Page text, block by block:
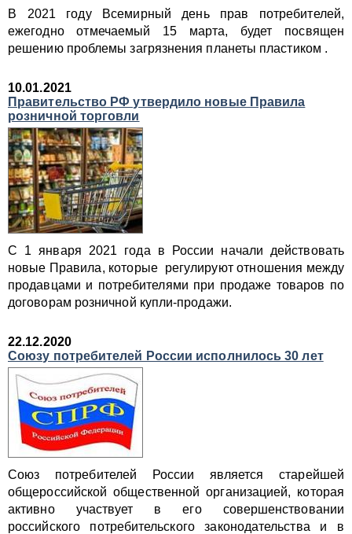
В 2021 году Всемирный день прав потребителей,
ежегодно отмечаемый 15 марта, будет посвящен
решению проблемы загрязнения планеты пластиком .
10.01.2021
Правительство РФ утвердило новые Правила
розничной торговли
С 1 января 2021 года в России начали действовать
новые Правила, которые регулируют отношения между
продавцами и потребителями при продаже товаров по
договорам розничной купли-продажи.
22.12.2020
Союзу потребителей России исполнилось 30 лет
Союз потребителей России является старейшей
общероссийской общественной организацией, которая
активно участвует в его совершенствовании
российского потребительского законодательства и в